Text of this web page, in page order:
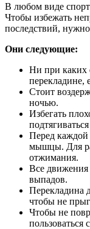
В любом виде
Чтобы избежать
последствий,
Они следующие:
Ни при каких
перекладине,
Стоит
ночью.
Избегать
Перед каждой
мышцы. Для
отжимания.
Все
выпадов.
Перекладина
чтобы не
Чтобы не